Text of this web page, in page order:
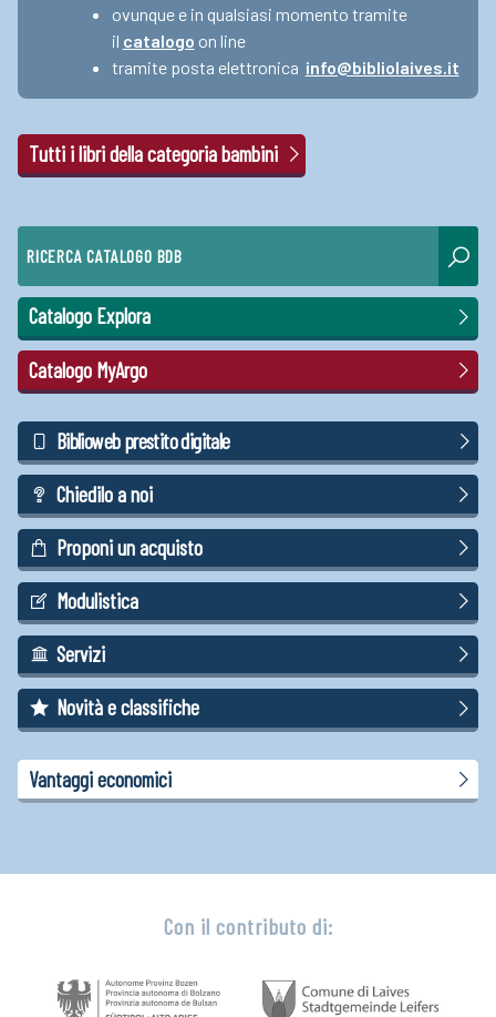
ovunque e in qualsiasi momento tramite
il catalogo on line
tramite posta elettronica info@bibliolaives.it
Tutti i libri della categoria bambini
RICERCA CATALOGO BDB
Catalogo Explora
Catalogo MyArgo
Biblioweb prestito digitale
Chiedilo a noi
Proponi un acquisto
Modulistica
Servizi
Novità e classifiche
Vantaggi economici
Con il contributo di: